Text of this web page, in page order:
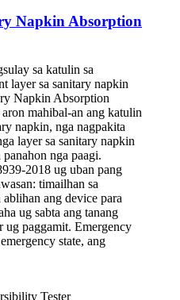
Napkin Absorption
sa katulin sa
layer sa sanitary napkin
Napkin Absorption
mahibal-an ang katulin
napkin, nga nagpakita
layer sa sanitary napkin
nga paagi.
2018 ug uban pang
timailhan sa
ang device para
ug sabta ang tanang
ug paggamit. Emergency
state, ang